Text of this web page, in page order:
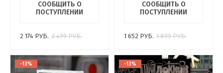
СООБЩИТЬ О
ПОСТУПЛЕНИИ
2 174 РУБ. 2 499РУБ.
СООБЩИТЬ О
ПОСТУПЛЕНИИ
1 652 РУБ. 1 899РУБ.
-13% -13%